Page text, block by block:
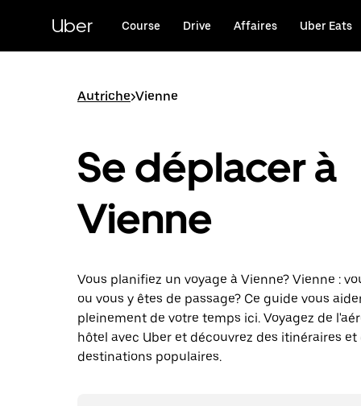
principal
Uber Course Drive Affaires Uber Eats
Autriche>Vienne
Se déplacer à
Vienne
Vous planifiez un voyage à Vienne? Vienne :
ou vous y êtes de passage? Ce guide vous
pleinement de votre temps ici. Voyagez de
hôtel avec Uber et découvrez des itinéraires et
destinations populaires.